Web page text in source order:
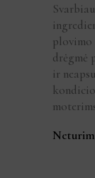
plovimo
drėgmė
ir